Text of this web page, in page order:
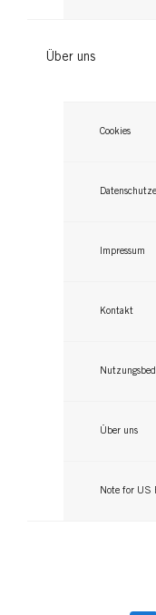
Über uns
Cookies
Impressum
Kontakt
Über uns
Note for US